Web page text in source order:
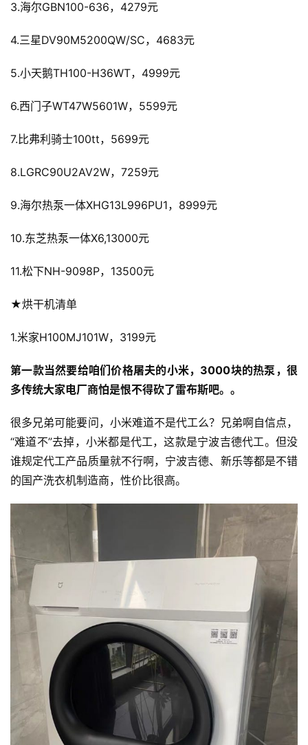
3.海尔GBN100-636，4279元
4.三星DV90M5200QW/SC，4683元
5.小天鹅TH100-H36WT，4999元
6.西门子WT47W5601W，5599元
7.比弗利骑士100tt，5699元
8.LGRC90U2AV2W，7259元
9.海尔热泵一体XHG13L996PU1，8999元
10.东芝热泵一体X6,13000元
11.松下NH-9098P，13500元
★烘干机清单
1.米家H100MJ101W，3199元
第一款当然要给咱们价格屠夫的小米，3000块的热泵，很
多传统大家电厂商怕是恨不得砍了雷布斯吧。。
很多兄弟可能要问，小米难道不是代工么？兄弟啊自信点，
“难道不”去掉，小米都是代工，这款是宁波吉德代工。但没
谁规定代工产品质量就不行啊，宁波吉德、新乐等都是不错
的国产洗衣机制造商，性价比很高。